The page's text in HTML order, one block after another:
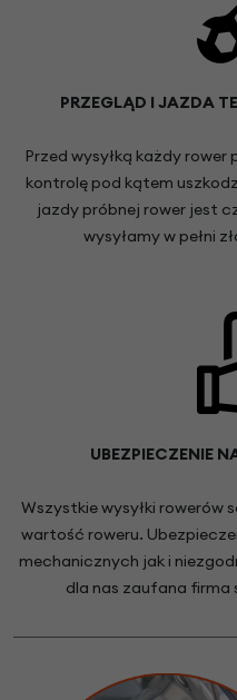
PRZEGLĄD I JAZDA
Przed wysyłką każdy rower
kontrolę pod kątem
jazdy próbnej rower jest
wysyłamy w pełni
UBEZPIECZENIE
Wszystkie wysyłki rowerów
wartość roweru.
mechanicznych jak i
dla nas zaufana firma